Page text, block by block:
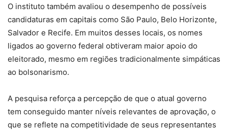
O instituto também avaliou o desempenho de possíveis
candidaturas em capitais como São Paulo, Belo Horizonte,
Salvador e Recife. Em muitos desses locais, os nomes
ligados ao governo federal obtiveram maior apoio do
eleitorado, mesmo em regiões tradicionalmente simpáticas
ao bolsonarismo.
A pesquisa reforça a percepção de que o atual governo
tem conseguido manter níveis relevantes de aprovação, o
que se reflete na competitividade de seus representantes